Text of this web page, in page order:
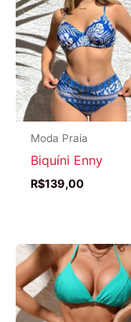
Moda Praia
Biquíni Enny
R$139,00